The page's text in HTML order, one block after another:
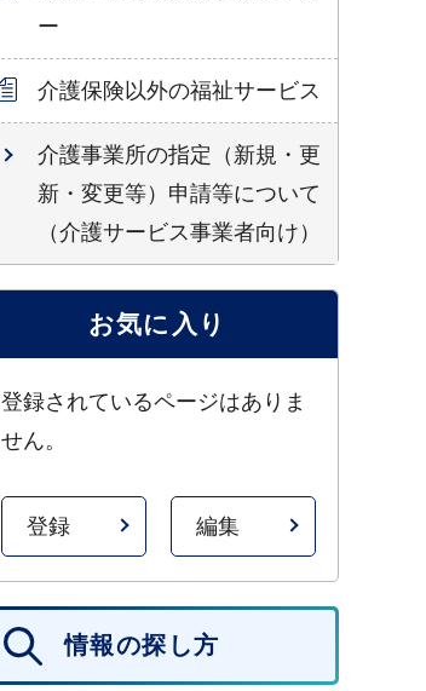
ー
介護保険以外の福祉サービス
介護事業所の指定（新規・更
新・変更等）申請等について
（介護サービス事業者向け）
お気に入り
登録されているページはありま
せん。
登録 編集
情報の探し方